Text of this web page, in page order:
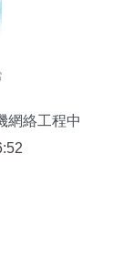
網絡工程中